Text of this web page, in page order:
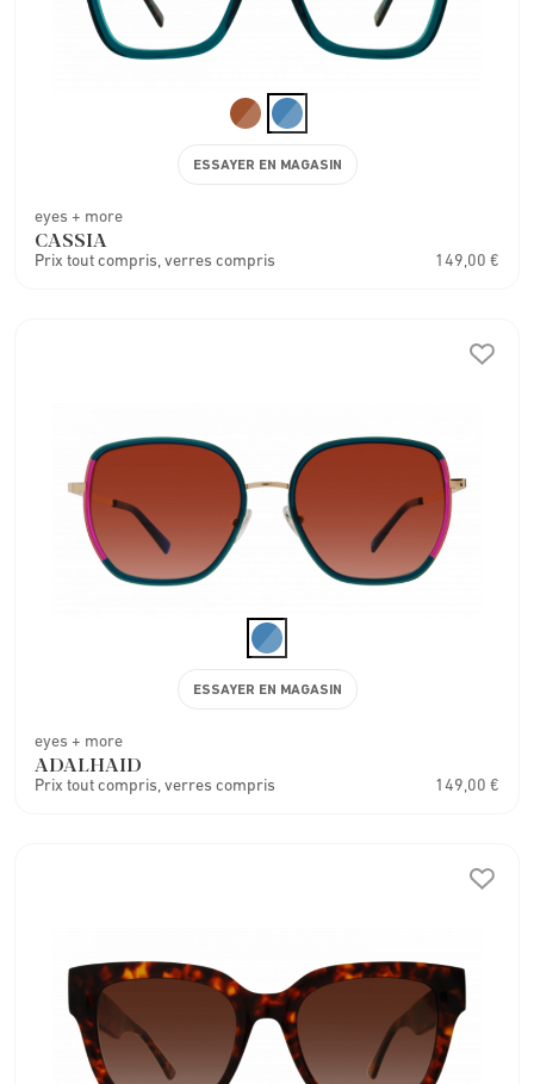
eyes + more
CASSIA
Prix tout compris, verres compris 149,00 €
ESSAYER EN MAGASIN
eyes + more
ADALHAID
Prix tout compris, verres compris 149,00 €
ESSAYER EN MAGASIN